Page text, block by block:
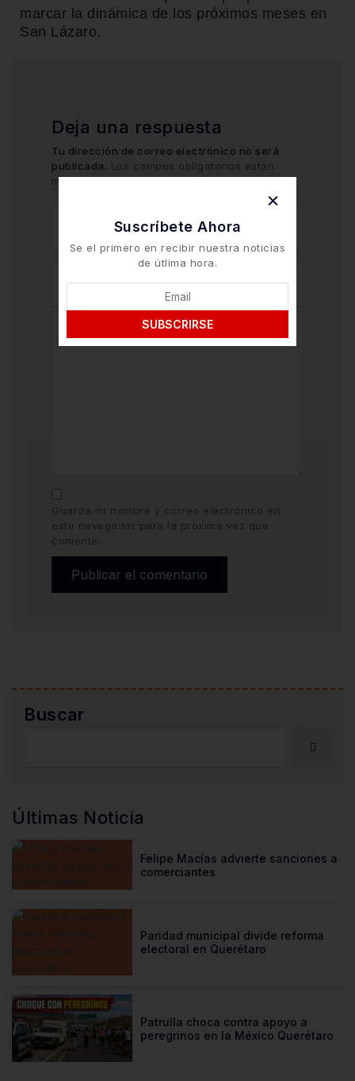
marcar la dinámica de los próximos meses en
San Lázaro.
Deja una respuesta
Tu dirección de correo electrónico no será
publicada. Los campos obligatorios están
marcados con*
Guarda mi nombre y correo electrónico en
este navegador para la próxima vez que
comente.
Buscar
Últimas Noticia
Felipe Macías advierte sanciones a
comerciantes
Paridad municipal divide reforma
electoral en Querétaro
Patrulla choca contra apoyo a
peregrinos en la México Querétaro
Suscríbete Ahora
Se el primero en recibir nuestra noticias
de útlima hora.
SUBSCRIRSE